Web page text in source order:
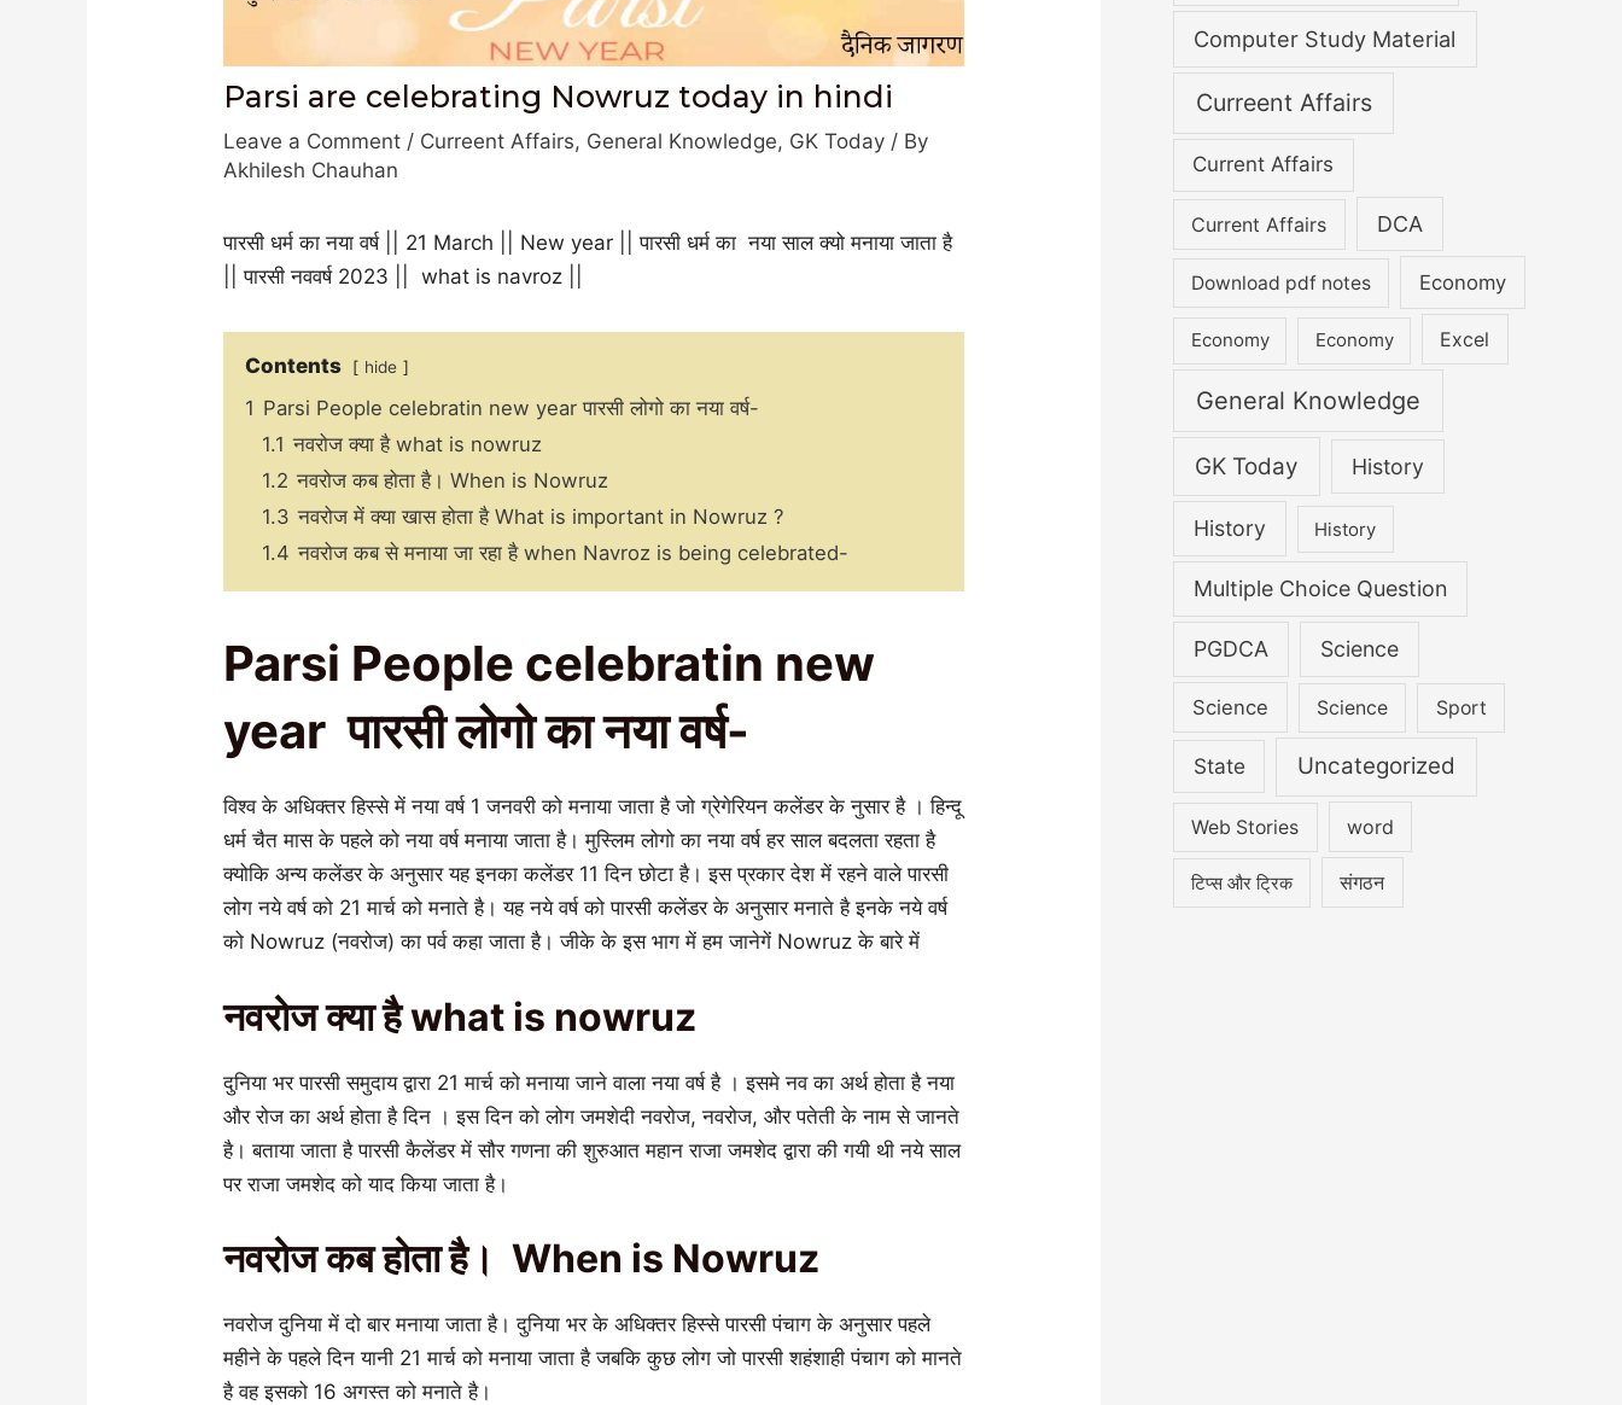
Parsi are celebrating Nowruz today in hindi
Leave a Comment / Curreent Affairs, General Knowledge, GK Today / By
Akhilesh Chauhan
पारसी धर्म का नया वर्ष || 21 March || New year || पारसी धर्म का नया साल क्यो मनाया जाता है
|| पारसी नववर्ष 2023 || what is navroz ||
Contents hide
1 Parsi People celebratin new year पारसी लोगो का नया वर्ष-
1.1 नवरोज क्या है what is nowruz
1.2 नवरोज कब होता है। When is Nowruz
1.3 नवरोज में क्या खास होता है What is important in Nowruz ?
1.4 नवरोज कब से मनाया जा रहा है when Navroz is being celebrated-
Parsi People celebratin new
year पारसी लोगो का नया वर्ष-
विश्व के अधिक्तर हिस्से में नया वर्ष 1 जनवरी को मनाया जाता है जो ग्रेगेरियन कलेंडर के नुसार है । हिन्दू
धर्म चैत मास के पहले को नया वर्ष मनाया जाता है। मुस्लिम लोगो का नया वर्ष हर साल बदलता रहता है
क्योकि अन्य कलेंडर के अनुसार यह इनका कलेंडर 11 दिन छोटा है। इस प्रकार देश में रहने वाले पारसी
लोग नये वर्ष को 21 मार्च को मनाते है। यह नये वर्ष को पारसी कलेंडर के अनुसार मनाते है इनके नये वर्ष
को Nowruz (नवरोज) का पर्व कहा जाता है। जीके के इस भाग में हम जानेगें Nowruz के बारे में
नवरोज क्या है what is nowruz
दुनिया भर पारसी समुदाय द्वारा 21 मार्च को मनाया जाने वाला नया वर्ष है । इसमे नव का अर्थ होता है नया
और रोज का अर्थ होता है दिन । इस दिन को लोग जमशेदी नवरोज, नवरोज, और पतेती के नाम से जानते
है। बताया जाता है पारसी कैलेंडर में सौर गणना की शुरुआत महान राजा जमशेद द्वारा की गयी थी नये साल
पर राजा जमशेद को याद किया जाता है।
नवरोज कब होता है। When is Nowruz
नवरोज दुनिया में दो बार मनाया जाता है। दुनिया भर के अधिक्तर हिस्से पारसी पंचाग के अनुसार पहले
महीने के पहले दिन यानी 21 मार्च को मनाया जाता है जबकि कुछ लोग जो पारसी शहंशाही पंचाग को मानते
है वह इसको 16 अगस्त को मनाते है।
Computer Study Material
Curreent Affairs
Current Affairs
Current Affairs DCA
Download pdf notes Economy
Economy Economy Excel
General Knowledge
GK Today History
History History
Multiple Choice Question
PGDCA Science
Science Science Sport
State Uncategorized
Web Stories word
टिप्स और ट्रिक संगठन